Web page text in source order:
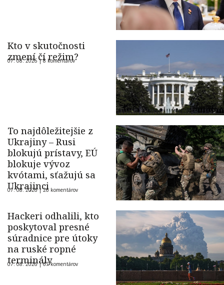
Kto v skutočnosti
zmení čí režim?
07. 08. 2026 |8 komentárov
To najdôležitejšie z
Ukrajiny – Rusi
blokujú prístavy, EÚ
blokuje vývoz
kvótami, sťažujú sa
Ukrajinci
07. 08. 2026 |26 komentárov
Hackeri odhalili, kto
poskytoval presné
súradnice pre útoky
na ruské ropné
terminály
07. 08. 2026 |67 komentárov